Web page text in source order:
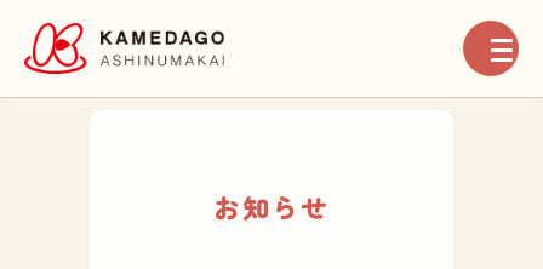
お知らせ